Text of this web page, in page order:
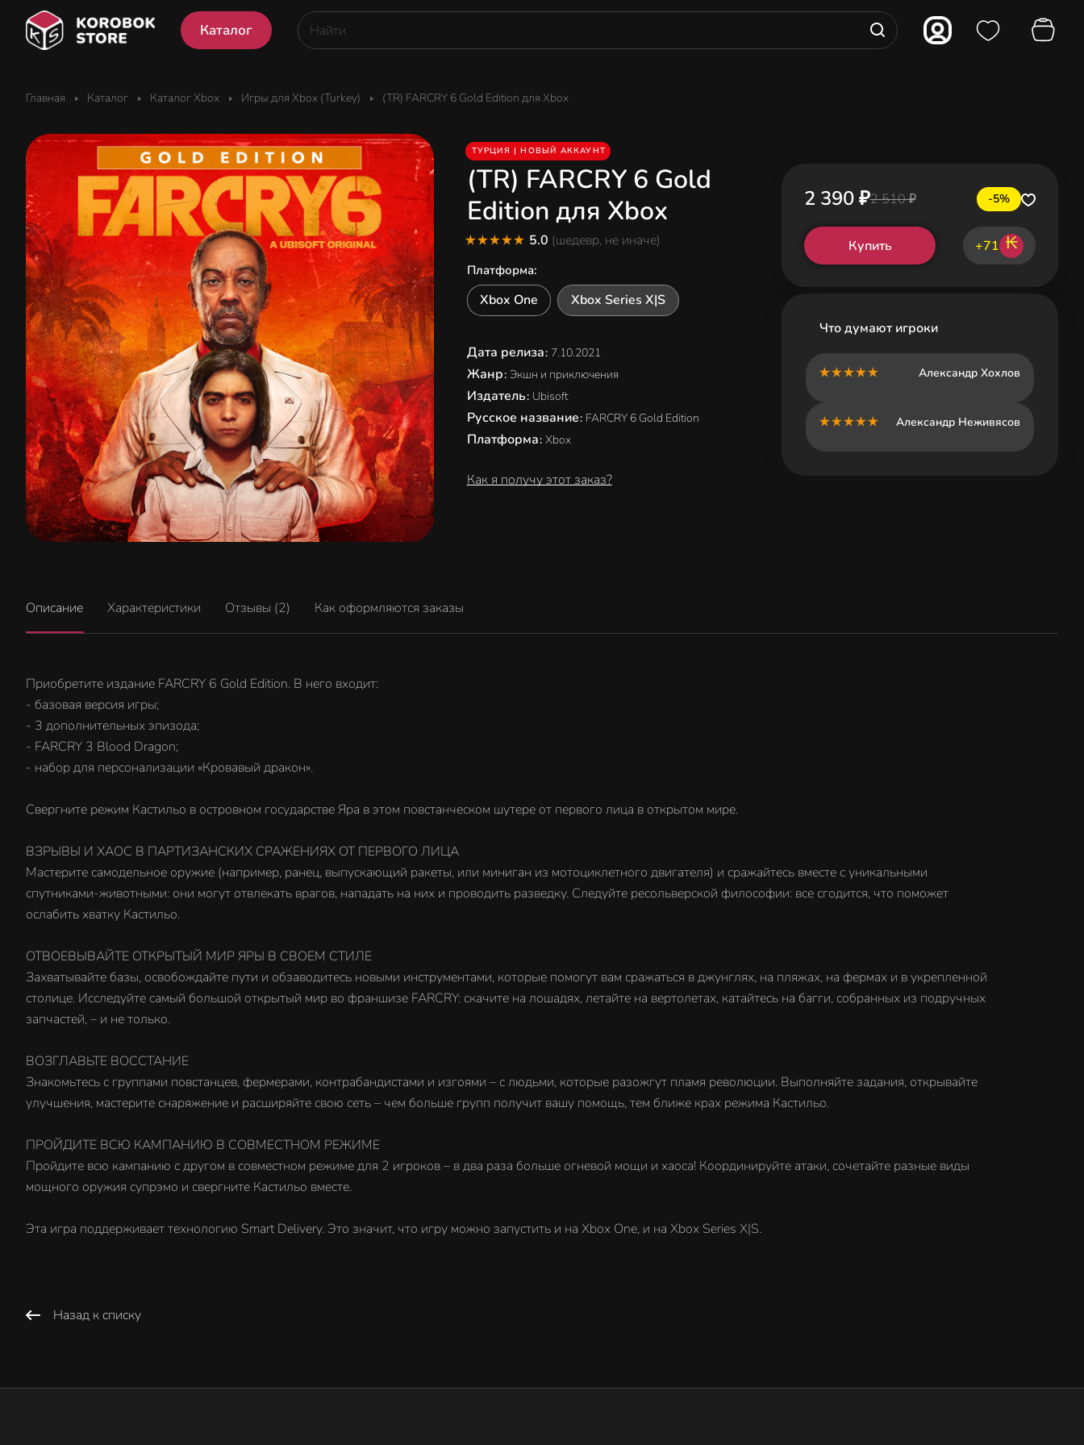
Каталог
Главная Каталог Каталог Xbox Игры для Xbox (Turkey) (TR) FARCRY 6 Gold Edition для Xbox
ТУРЦИЯ | НОВЫЙ АККАУНТ
(TR) FARCRY 6 Gold
Edition для Xbox
5.0 (шедевр, не иначе)
Платформа:
Xbox One Xbox Series X|S
Дата релиза: 7.10.2021
Жанр: Экшн и приключения
Издатель: Ubisoft
Русское название: FARCRY 6 Gold Edition
Платформа: Xbox
Как я получу этот заказ?
2 390 ₽2 510 ₽ -5%
Купить +71 ₭
Что думают игроки
Александр Хохлов
Александр Неживясов
Описание Характеристики Отзывы (2) Как оформляются заказы
Приобретите издание FARCRY 6 Gold Edition. В него входит:
- базовая версия игры;
- 3 дополнительных эпизода;
- FARCRY 3 Blood Dragon;
- набор для персонализации «Кровавый дракон».
Свергните режим Кастильо в островном государстве Яра в этом повстанческом шутере от первого лица в открытом мире.
ВЗРЫВЫ И ХАОС В ПАРТИЗАНСКИХ СРАЖЕНИЯХ ОТ ПЕРВОГО ЛИЦА
Мастерите самодельное оружие (например, ранец, выпускающий ракеты, или миниган из мотоциклетного двигателя) и сражайтесь вместе с уникальными
спутниками-животными: они могут отвлекать врагов, нападать на них и проводить разведку. Следуйте ресольверской философии: все сгодится, что поможет
ослабить хватку Кастильо.
ОТВОЕВЫВАЙТЕ ОТКРЫТЫЙ МИР ЯРЫ В СВОЕМ СТИЛЕ
Захватывайте базы, освобождайте пути и обзаводитесь новыми инструментами, которые помогут вам сражаться в джунглях, на пляжах, на фермах и в укрепленной
столице. Исследуйте самый большой открытый мир во франшизе FARCRY: скачите на лошадях, летайте на вертолетах, катайтесь на багги, собранных из подручных
запчастей, – и не только.
ВОЗГЛАВЬТЕ ВОССТАНИЕ
Знакомьтесь с группами повстанцев, фермерами, контрабандистами и изгоями – с людьми, которые разожгут пламя революции. Выполняйте задания, открывайте
улучшения, мастерите снаряжение и расширяйте свою сеть – чем больше групп получит вашу помощь, тем ближе крах режима Кастильо.
ПРОЙДИТЕ ВСЮ КАМПАНИЮ В СОВМЕСТНОМ РЕЖИМЕ
Пройдите всю кампанию с другом в совместном режиме для 2 игроков – в два раза больше огневой мощи и хаоса! Координируйте атаки, сочетайте разные виды
мощного оружия супрэмо и свергните Кастильо вместе.
Эта игра поддерживает технологию Smart Delivery. Это значит, что игру можно запустить и на Xbox One, и на Xbox Series X|S.
Назад к списку